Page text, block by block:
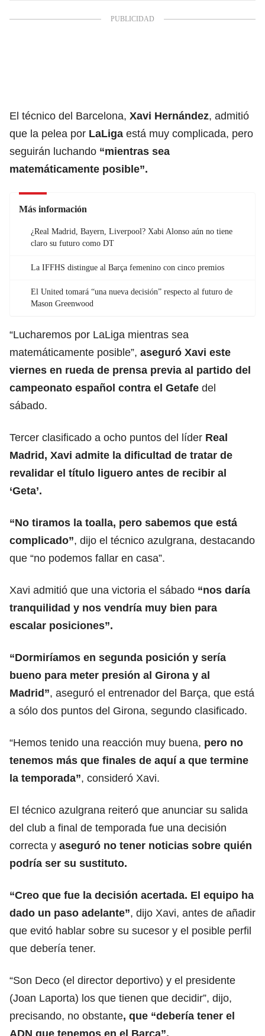
El técnico del Barcelona, Xavi Hernández, admitió
que la pelea por LaLiga está muy complicada, pero
seguirán luchando “mientras sea
matemáticamente posible”.
Más información
¿Real Madrid, Bayern, Liverpool? Xabi Alonso aún no tiene
claro su futuro como DT
La IFFHS distingue al Barça femenino con cinco premios
El United tomará “una nueva decisión” respecto al futuro de
Mason Greenwood
“Lucharemos por LaLiga mientras sea
matemáticamente posible”, aseguró Xavi este
viernes en rueda de prensa previa al partido del
campeonato español contra el Getafe del
sábado.
Tercer clasificado a ocho puntos del líder Real
Madrid, Xavi admite la dificultad de tratar de
revalidar el título liguero antes de recibir al
‘Geta’.
“No tiramos la toalla, pero sabemos que está
complicado”, dijo el técnico azulgrana, destacando
que “no podemos fallar en casa”.
Xavi admitió que una victoria el sábado “nos daría
tranquilidad y nos vendría muy bien para
escalar posiciones”.
“Dormiríamos en segunda posición y sería
bueno para meter presión al Girona y al
Madrid”, aseguró el entrenador del Barça, que está
a sólo dos puntos del Girona, segundo clasificado.
“Hemos tenido una reacción muy buena, pero no
tenemos más que finales de aquí a que termine
la temporada”, consideró Xavi.
El técnico azulgrana reiteró que anunciar su salida
del club a final de temporada fue una decisión
correcta y aseguró no tener noticias sobre quién
podría ser su sustituto.
“Creo que fue la decisión acertada. El equipo ha
dado un paso adelante”, dijo Xavi, antes de añadir
que evitó hablar sobre su sucesor y el posible perfil
que debería tener.
“Son Deco (el director deportivo) y el presidente
(Joan Laporta) los que tienen que decidir”, dijo,
precisando, no obstante, que “debería tener el
ADN que tenemos en el Barça”.